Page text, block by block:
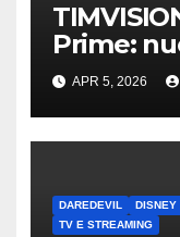
Prime:
clienti TIM
APR 5, 2026
DAREDEVIL DISNEY
TV E STREAMING